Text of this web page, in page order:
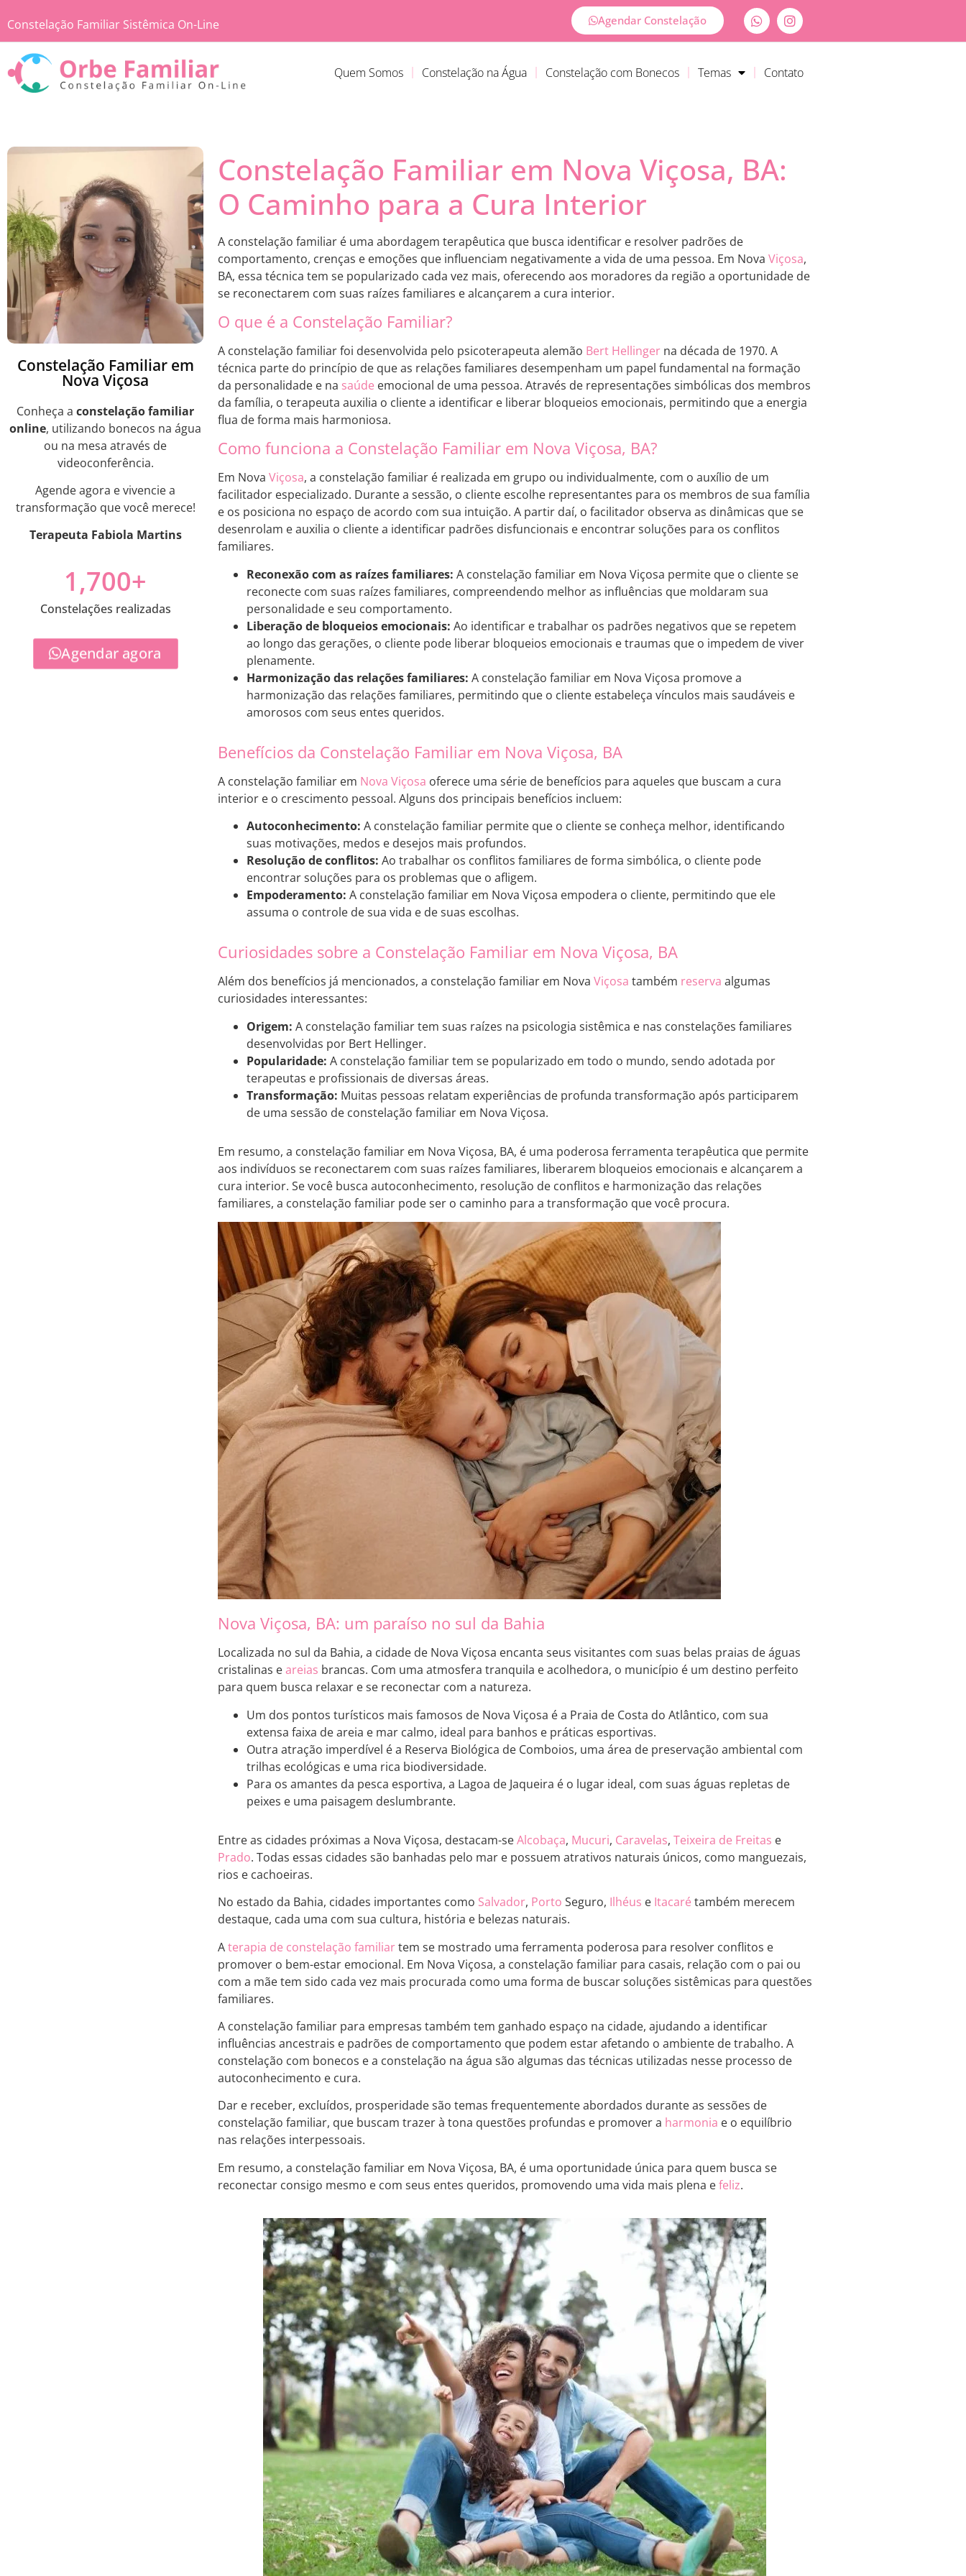
Constelação Familiar Sistêmica On-Line Agendar Constelação
Quem Somos Constelação na Água Constelação com Bonecos Temas Contato
Constelação Familiar em
Nova Viçosa
Conheça a constelação familiar
online, utilizando bonecos na água
ou na mesa através de
videoconferência.
Agende agora e vivencie a
transformação que você merece!
Terapeuta Fabiola Martins
Constelações realizadas
1,700+
Agendar agora
Constelação Familiar em Nova Viçosa, BA:
O Caminho para a Cura Interior
A constelação familiar é uma abordagem terapêutica que busca identificar e resolver padrões de
comportamento, crenças e emoções que influenciam negativamente a vida de uma pessoa. Em Nova Viçosa,
BA, essa técnica tem se popularizado cada vez mais, oferecendo aos moradores da região a oportunidade de
se reconectarem com suas raízes familiares e alcançarem a cura interior.
O que é a Constelação Familiar?
A constelação familiar foi desenvolvida pelo psicoterapeuta alemão Bert Hellinger na década de 1970. A
técnica parte do princípio de que as relações familiares desempenham um papel fundamental na formação
da personalidade e na saúde emocional de uma pessoa. Através de representações simbólicas dos membros
da família, o terapeuta auxilia o cliente a identificar e liberar bloqueios emocionais, permitindo que a energia
flua de forma mais harmoniosa.
Como funciona a Constelação Familiar em Nova Viçosa, BA?
Em Nova Viçosa, a constelação familiar é realizada em grupo ou individualmente, com o auxílio de um
facilitador especializado. Durante a sessão, o cliente escolhe representantes para os membros de sua família
e os posiciona no espaço de acordo com sua intuição. A partir daí, o facilitador observa as dinâmicas que se
desenrolam e auxilia o cliente a identificar padrões disfuncionais e encontrar soluções para os conflitos
familiares.
Reconexão com as raízes familiares: A constelação familiar em Nova Viçosa permite que o cliente se
reconecte com suas raízes familiares, compreendendo melhor as influências que moldaram sua
personalidade e seu comportamento.
Liberação de bloqueios emocionais: Ao identificar e trabalhar os padrões negativos que se repetem
ao longo das gerações, o cliente pode liberar bloqueios emocionais e traumas que o impedem de viver
plenamente.
Harmonização das relações familiares: A constelação familiar em Nova Viçosa promove a
harmonização das relações familiares, permitindo que o cliente estabeleça vínculos mais saudáveis e
amorosos com seus entes queridos.
Benefícios da Constelação Familiar em Nova Viçosa, BA
A constelação familiar em Nova Viçosa oferece uma série de benefícios para aqueles que buscam a cura
interior e o crescimento pessoal. Alguns dos principais benefícios incluem:
Autoconhecimento: A constelação familiar permite que o cliente se conheça melhor, identificando
suas motivações, medos e desejos mais profundos.
Resolução de conflitos: Ao trabalhar os conflitos familiares de forma simbólica, o cliente pode
encontrar soluções para os problemas que o afligem.
Empoderamento: A constelação familiar em Nova Viçosa empodera o cliente, permitindo que ele
assuma o controle de sua vida e de suas escolhas.
Curiosidades sobre a Constelação Familiar em Nova Viçosa, BA
Além dos benefícios já mencionados, a constelação familiar em Nova Viçosa também reserva algumas
curiosidades interessantes:
Origem: A constelação familiar tem suas raízes na psicologia sistêmica e nas constelações familiares
desenvolvidas por Bert Hellinger.
Popularidade: A constelação familiar tem se popularizado em todo o mundo, sendo adotada por
terapeutas e profissionais de diversas áreas.
Transformação: Muitas pessoas relatam experiências de profunda transformação após participarem
de uma sessão de constelação familiar em Nova Viçosa.
Em resumo, a constelação familiar em Nova Viçosa, BA, é uma poderosa ferramenta terapêutica que permite
aos indivíduos se reconectarem com suas raízes familiares, liberarem bloqueios emocionais e alcançarem a
cura interior. Se você busca autoconhecimento, resolução de conflitos e harmonização das relações
familiares, a constelação familiar pode ser o caminho para a transformação que você procura.
Nova Viçosa, BA: um paraíso no sul da Bahia
Localizada no sul da Bahia, a cidade de Nova Viçosa encanta seus visitantes com suas belas praias de águas
cristalinas eareias brancas. Com uma atmosfera tranquila e acolhedora, o município é um destino perfeito
para quem busca relaxar e se reconectar com a natureza.
Um dos pontos turísticos mais famosos de Nova Viçosa é a Praia de Costa do Atlântico, com sua
extensa faixa de areia e mar calmo, ideal para banhos e práticas esportivas.
Outra atração imperdível é a Reserva Biológica de Comboios, uma área de preservação ambiental com
trilhas ecológicas e uma rica biodiversidade.
Para os amantes da pesca esportiva, a Lagoa de Jaqueira é o lugar ideal, com suas águas repletas de
peixes e uma paisagem deslumbrante.
Entre as cidades próximas a Nova Viçosa, destacam-seAlcobaça, Mucuri, Caravelas, Teixeira de Freitas e
Prado. Todas essas cidades são banhadas pelo mar e possuem atrativos naturais únicos, como manguezais,
rios e cachoeiras.
No estado da Bahia, cidades importantes como Salvador, Porto Seguro, Ilhéus e Itacaré também merecem
destaque, cada uma com sua cultura, história e belezas naturais.
Aterapia de constelação familiartem se mostrado uma ferramenta poderosa para resolver conflitos e
promover o bem-estar emocional. Em Nova Viçosa, a constelação familiar para casais, relação com o pai ou
com a mãe tem sido cada vez mais procurada como uma forma de buscar soluções sistêmicas para questões
familiares.
A constelação familiar para empresas também tem ganhado espaço na cidade, ajudando a identificar
influências ancestrais e padrões de comportamento que podem estar afetando o ambiente de trabalho. A
constelação com bonecos e a constelação na água são algumas das técnicas utilizadas nesse processo de
autoconhecimento e cura.
Dar e receber, excluídos, prosperidade são temas frequentemente abordados durante as sessões de
constelação familiar, que buscam trazer à tona questões profundas e promover a harmonia e o equilíbrio
nas relações interpessoais.
Em resumo, a constelação familiar em Nova Viçosa, BA, é uma oportunidade única para quem busca se
reconectar consigo mesmo e com seus entes queridos, promovendo uma vida mais plena efeliz.